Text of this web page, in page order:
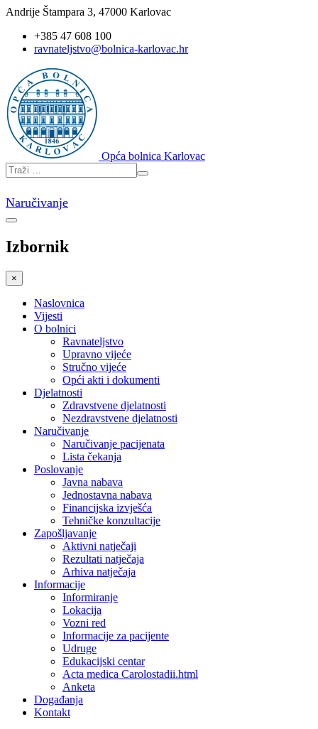
Andrije Štampara 3, 47000 Karlovac
+385 47 608 100
ravnateljstvo@bolnica-karlovac.hr
Opća bolnica Karlovac
Naručivanje
Izbornik
×
Naslovnica
Vijesti
O bolnici
Ravnateljstvo
Upravno vijeće
Stručno vijeće
Opći akti i dokumenti
Djelatnosti
Zdravstvene djelatnosti
Nezdravstvene djelatnosti
Naručivanje
Naručivanje pacijenata
Lista čekanja
Poslovanje
Javna nabava
Jednostavna nabava
Financijska izvješća
Tehničke konzultacije
Zapošljavanje
Aktivni natječaji
Rezultati natječaja
Arhiva natječaja
Informacije
Informiranje
Lokacija
Vozni red
Informacije za pacijente
Udruge
Edukacijski centar
Acta medica Carolostadii.html
Anketa
Događanja
Kontakt